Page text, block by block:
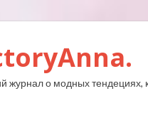
журнал о модных тендециях,